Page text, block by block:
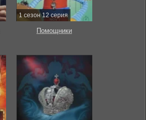
1 сезон 12 серия
Помощники